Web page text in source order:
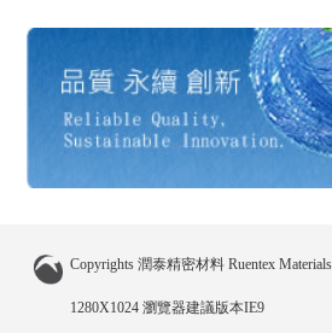
Copyrights 潤泰精密材料 Ruentex
1280X1024 瀏覽器建議版本IE9